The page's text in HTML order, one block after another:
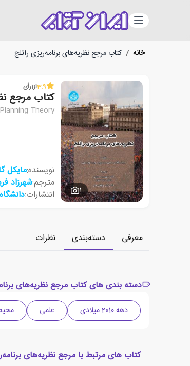
دسته‌بندی
خانه / کتاب مرجع نظریه‌های برنامه‌ریزی راتلج
1
3.9از1رأی
کتاب مرجع
Theory
نویسنده:مایکل
مترجم:شهرزاد
انتشارات:
معرفی دسته‌بندی نظرات
دسته بندی های کتاب مرجع نظریه‌های
دهه 2010 میلادی علمی
کتاب های مرتبط با مرجع نظریه‌های